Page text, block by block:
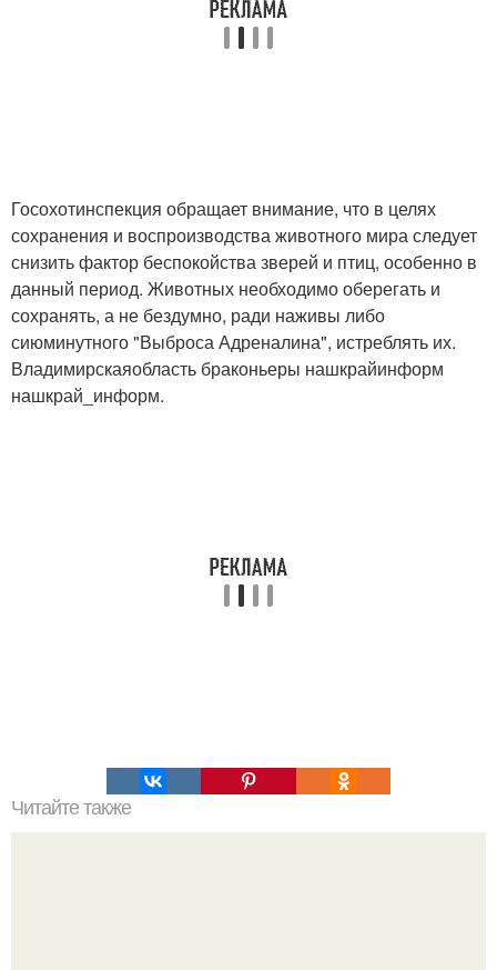
Госохотинспекция обращает внимание, что в целях
сохранения и воспроизводства животного мира следует
снизить фактор беспокойства зверей и птиц, особенно в
данный период. Животных необходимо оберегать и
сохранять, а не бездумно, ради наживы либо
сиюминутного "Выброса Адреналина", истреблять их.
Владимирскаяобласть браконьеры нашкрайинформ
нашкрай_информ.
Читайте также